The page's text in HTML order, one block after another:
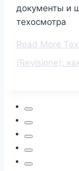
документы и
техосмотра
Read More
(Revisione):